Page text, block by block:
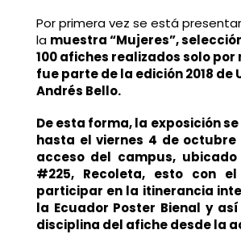
Por primera vez se está
la muestra “Mujeres”,
100 afiches realizados solo
fue parte de la edición 2018 de
Andrés Bello.
De esta forma, la exposición
hasta el viernes 4 de
acceso del campus,
#225, Recoleta, esto con el
participar en la itinerancia
la Ecuador Poster Bienal y
disciplina del afiche desde la